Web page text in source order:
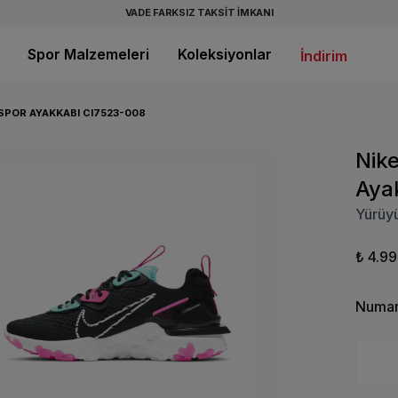
VADE FARKSIZ TAKSİT İMKANI
Spor Malzemeleri Koleksiyonlar İndirim
AYAKKABI CI7523-008
₺